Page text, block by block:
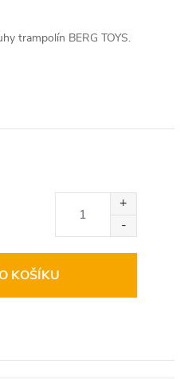
trampolín BERG TOYS.
KOŠÍKU